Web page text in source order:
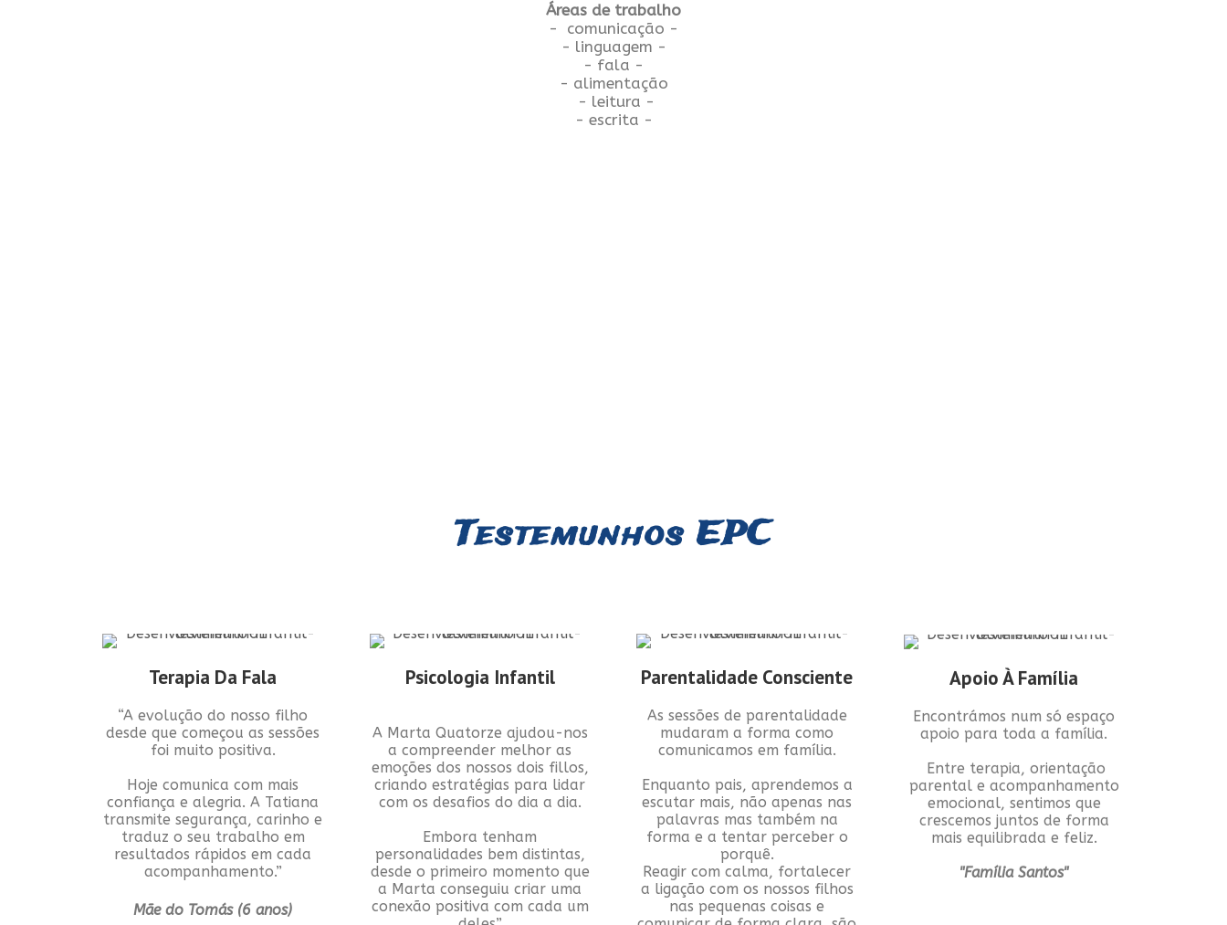
Áreas de trabalho
- comunicação -
- linguagem -
- fala -
- alimentação
- leitura -
- escrita -
Testemunhos EPC
Terapia Da Fala
“A evolução do nosso filho
desde que começou as sessões
foi muito positiva.
Hoje comunica com mais
confiança e alegria. A Tatiana
transmite segurança, carinho e
traduz o seu trabalho em
resultados rápidos em cada
acompanhamento.”
Mãe do Tomás (6 anos)
Psicologia Infantil
A Marta Quatorze ajudou-nos
a compreender melhor as
emoções dos nossos dois fillos,
criando estratégias para lidar
com os desafios do dia a dia.
Embora tenham
personalidades bem distintas,
desde o primeiro momento que
a Marta conseguiu criar uma
conexão positiva com cada um
Parentalidade Consciente
As sessões de parentalidade
mudaram a forma como
comunicamos em família.
Enquanto pais, aprendemos a
escutar mais, não apenas nas
palavras mas também na
forma e a tentar perceber o
porquê.
Reagir com calma, fortalecer
a ligação com os nossos filhos
nas pequenas coisas e
Apoio À Família
Encontrámos num só espaço
apoio para toda a família.
Entre terapia, orientação
parental e acompanhamento
emocional, sentimos que
crescemos juntos de forma
mais equilibrada e feliz.
"Família Santos"